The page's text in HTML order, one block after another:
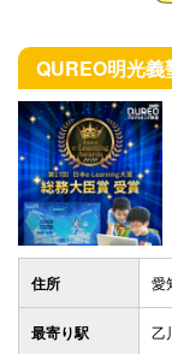
QUREO明光義
住所 愛
最寄り駅 乙